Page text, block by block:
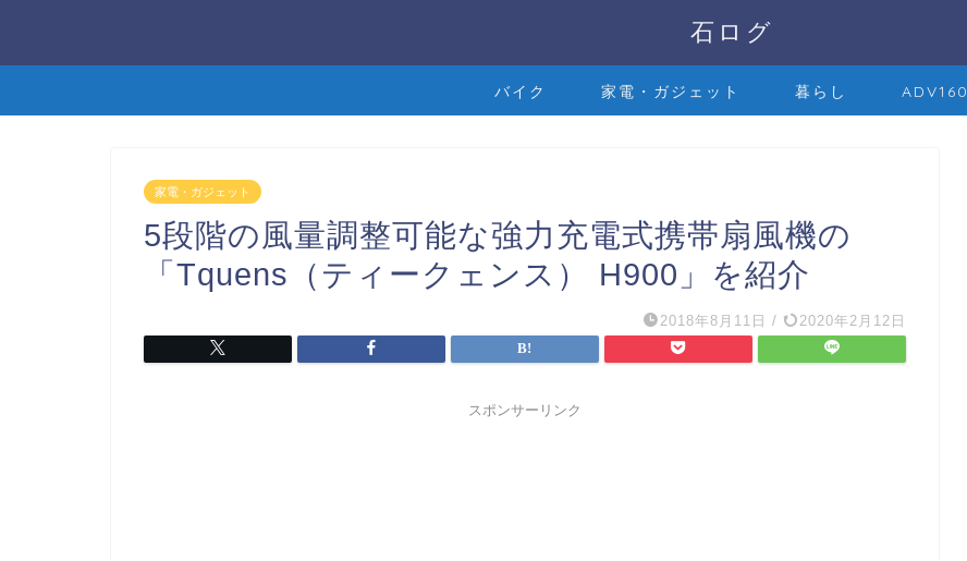
石ログ
バイク 家電・ガジェット 暮らし ADV160
家電・ガジェット
5段階の風量調整可能な強力充電式携帯扇風機の
「Tquens（ティークェンス） H900」を紹介
2018年8月11日 / 2020年2月12日
スポンサーリンク